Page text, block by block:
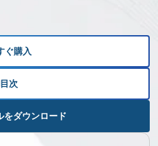
ぐ購入
目次
をダウンロード